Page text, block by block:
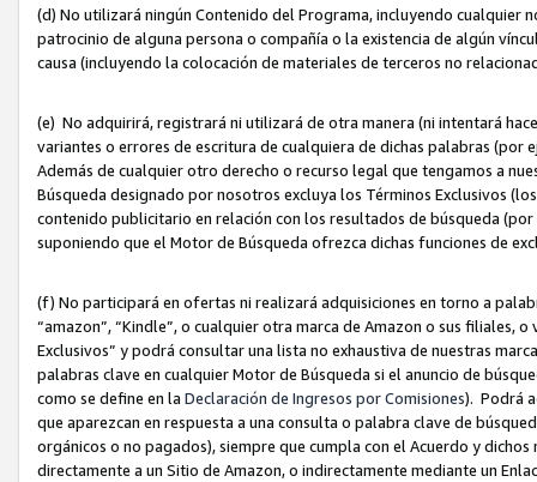
(d) No utilizará ningún Contenido del Programa, incluyendo cualquier
patrocinio de alguna persona o compañía o la existencia de algún
causa (incluyendo la colocación de materiales de terceros no
(e) No adquirirá, registrará ni utilizará de otra manera (ni intentará
variantes o errores de escritura de cualquiera de dichas palabras (por
Además de cualquier otro derecho o recurso legal que tengamos a
Búsqueda designado por nosotros excluya los Términos Exclusivos
contenido publicitario en relación con los resultados de búsqueda
suponiendo que el Motor de Búsqueda ofrezca dichas funciones de
(f) No participará en ofertas ni realizará adquisiciones en torno a
“amazon”, “Kindle”, o cualquier otra marca de Amazon o sus filiales,
Exclusivos” y podrá consultar una lista no exhaustiva de nuestras
palabras clave en cualquier Motor de Búsqueda si el anuncio de
como se define en la Declaración de Ingresos por Comisiones). Podrá
que aparezcan en respuesta a una consulta o palabra clave de
orgánicos o no pagados), siempre que cumpla con el Acuerdo y
directamente a un Sitio de Amazon, o indirectamente mediante un